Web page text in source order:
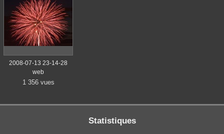
2008-07-13 23-14-28
web
1 356 vues
Statistiques